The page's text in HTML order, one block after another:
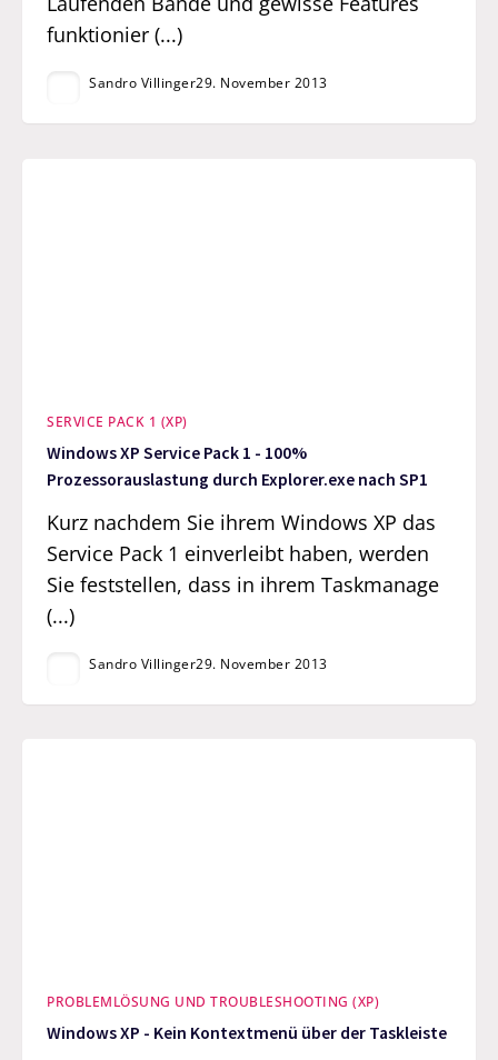
funktionier (...)
Sandro Villinger29. November 2013
SERVICE PACK 1 (XP)
Windows XP Service Pack 1 - 100%
Prozessorauslastung durch Explorer.exe nach SP1
Kurz nachdem Sie ihrem Windows XP das
Service Pack 1 einverleibt haben, werden
Sie feststellen, dass in ihrem Taskmanage
(...)
Sandro Villinger29. November 2013
PROBLEMLÖSUNG UND TROUBLESHOOTING (XP)
Windows XP - Kein Kontextmenü über der Taskleiste